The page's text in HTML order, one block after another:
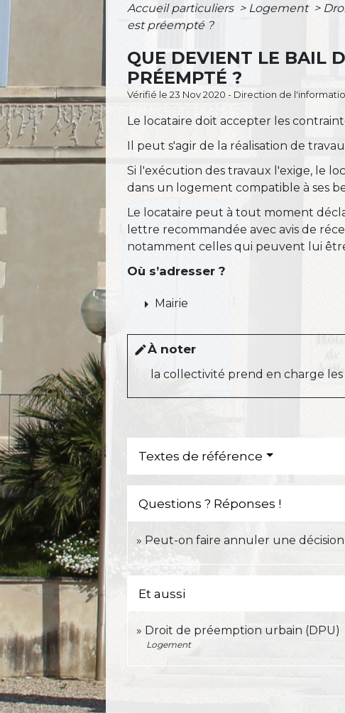
Accueil particuliers > Logement >
est préempté ?
QUE DEVIENT LE BAIL
PRÉEMPTÉ ?
Vérifié le 23 Nov 2020 - Direction de
Le locataire doit accepter les
Il peut s'agir de la réalisation de
Si l'exécution des travaux l'exige, le
dans un logement compatible à ses
Le locataire peut à tout moment
lettre recommandée avec avis de
notamment celles qui peuvent lui
Où s’adresser ?
arrow_right Mairie
editÀ noter
la collectivité prend en charge
Textes de référence
Questions ? Réponses !
Peut-on faire annuler une
Et aussi
Droit de préemption urbain (DPU)
Logement